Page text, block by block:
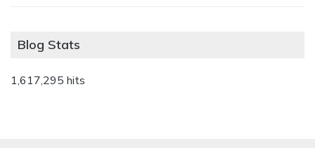
Blog Stats
1,617,295 hits